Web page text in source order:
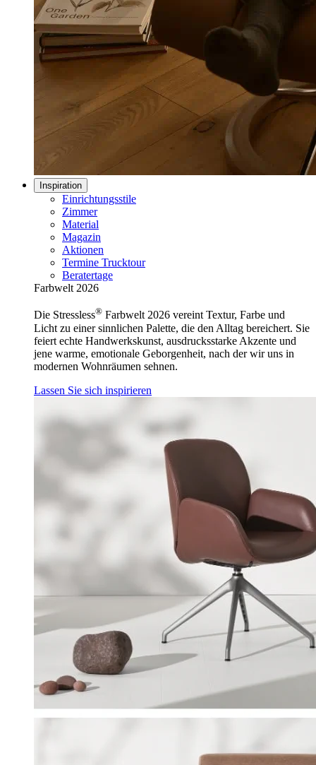
Inspiration
Einrichtungsstile
Zimmer
Material
Magazin
Aktionen
Termine Trucktour
Beratertage
Farbwelt 2026
Die Stressless® Farbwelt 2026 vereint Textur, Farbe und
Licht zu einer sinnlichen Palette, die den Alltag bereichert. Sie
feiert echte Handwerkskunst, ausdrucksstarke Akzente und
jene warme, emotionale Geborgenheit, nach der wir uns in
modernen Wohnräumen sehnen.
Lassen Sie sich inspirieren